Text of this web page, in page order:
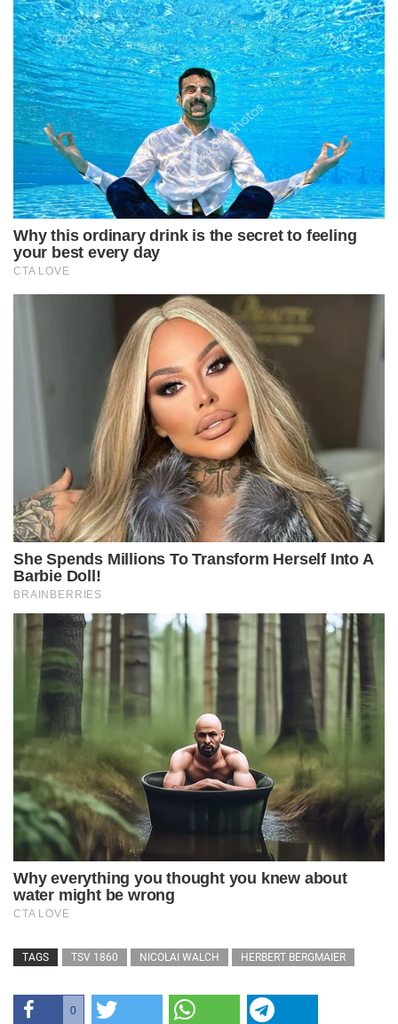
TAGS TSV 1860 NICOLAI WALCH HERBERT BERGMAIER
0